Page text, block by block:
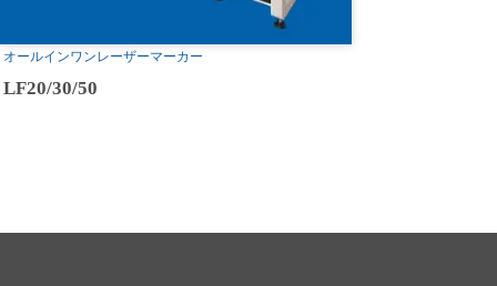
オールインワンレーザーマーカー
LF20/30/50